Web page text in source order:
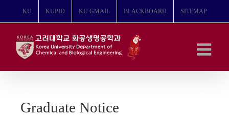
뛰
KU KUPID KU GMAIL BLACKBOARD SITEMAP
Graduate Notice